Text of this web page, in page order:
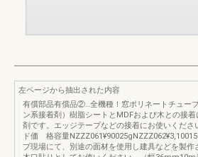
左ページから抽出された内容
有償部品有償品②…全機種！窓ポリネートチュー
ン系接着剤）樹脂シートとMDFおよび木との接
剤です。エッジテープなどの接着にお使いくださ
ド価 格容量
プ現場にて、別途の面材を使用し建具などを製作